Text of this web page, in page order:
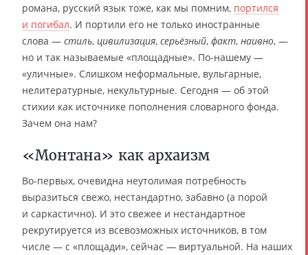
романа, русский язык тоже, как мы помним, портился
и погибал. И портили его не только иностранные
слова — стиль, цивилизация, серьёзный, факт, наивно, —
но и так называемые «площадные». По-нашему —
«уличные». Слишком неформальные, вульгарные,
нелитературные, некультурные. Сегодня — об этой
стихии как источнике пополнения словарного фонда.
Зачем она нам?
«Монтана» как архаизм
Во-первых, очевидна неутолимая потребность
выразиться свежо, нестандартно, забавно (а порой
и саркастично). И это свежее и нестандартное
рекрутируется из всевозможных источников, в том
числе — с «площади», сейчас — виртуальной. На наших